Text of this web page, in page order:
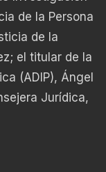
de la Persona
de la
el titular de la
(ADIP), Ángel
Jurídica,